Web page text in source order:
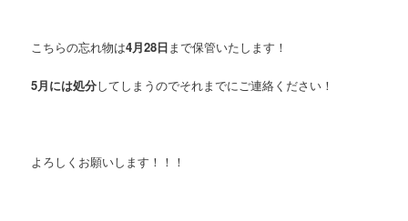
こちらの忘れ物は4月28日 まで保管いたします！
5月には処分してしまうのでそれまでにご連絡ください！
よろしくお願いします！！！